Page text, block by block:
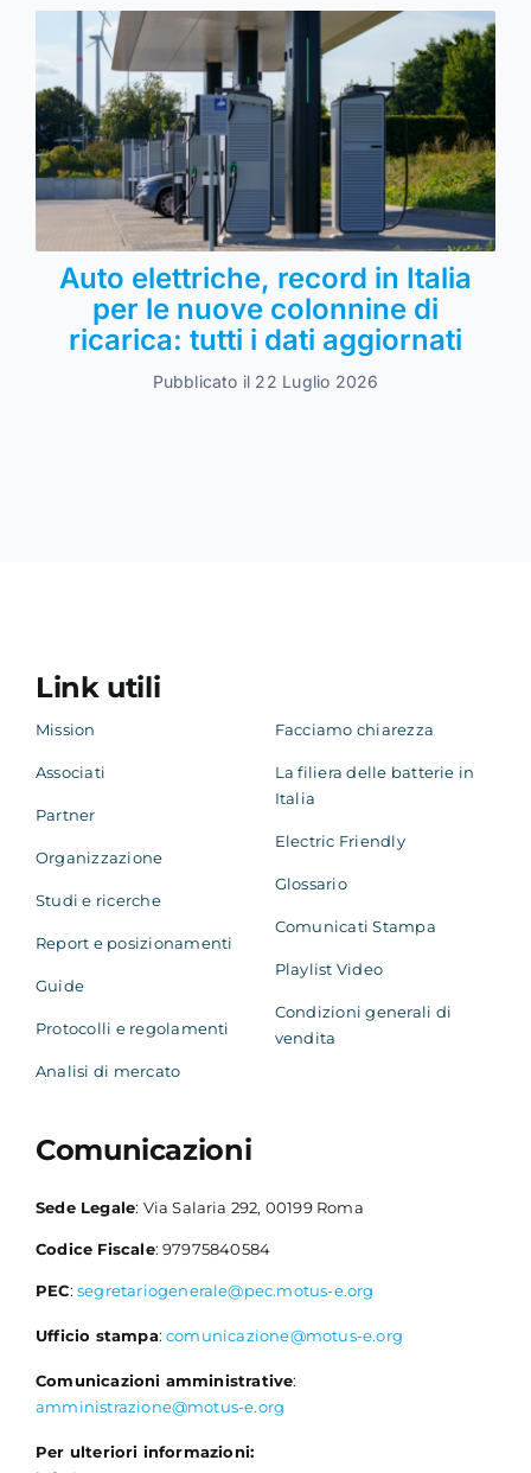
Auto elettriche, record in Italia
per le nuove colonnine di
ricarica: tutti i dati aggiornati
Pubblicato il 22 Luglio 2026
Link utili
Mission
Associati
Partner
Organizzazione
Studi e ricerche
Report e posizionamenti
Guide
Protocolli e regolamenti
Analisi di mercato
Facciamo chiarezza
La filiera delle batterie in
Italia
Electric Friendly
Glossario
Comunicati Stampa
Playlist Video
Condizioni generali di
vendita
Comunicazioni
Sede Legale: Via Salaria 292, 00199 Roma
Codice Fiscale: 97975840584
PEC: segretariogenerale@pec.motus-e.org
Ufficio stampa:comunicazione@motus-e.org
Comunicazioni amministrative:
amministrazione@motus-e.org
Per ulteriori informazioni: